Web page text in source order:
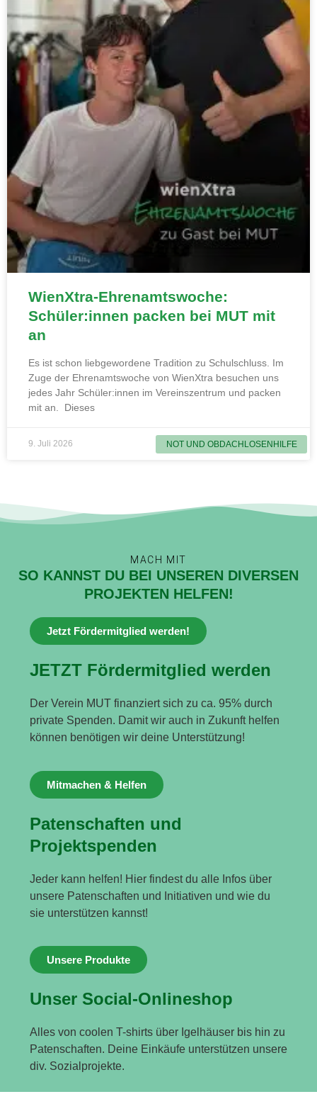
NOT UND OBDACHLOSENHILFE
WienXtra-Ehrenamtswoche:
Schüler:innen packen bei MUT mit
an
Es ist schon liebgewordene Tradition zu Schulschluss. Im
Zuge der Ehrenamtswoche von WienXtra besuchen uns
jedes Jahr Schüler:innen im Vereinszentrum und packen
mit an. Dieses
9. Juli 2026
MACH MIT
SO KANNST DU BEI UNSEREN DIVERSEN
PROJEKTEN HELFEN!
Jetzt Fördermitglied werden!
JETZT Fördermitglied werden
Der Verein MUT finanziert sich zu ca. 95% durch
private Spenden. Damit wir auch in Zukunft helfen
können benötigen wir deine Unterstützung!
Mitmachen & Helfen
Patenschaften und
Projektspenden
Jeder kann helfen! Hier findest du alle Infos über
unsere Patenschaften und Initiativen und wie du
sie unterstützen kannst!
Unsere Produkte
Unser Social-Onlineshop
Alles von coolen T-shirts über Igelhäuser bis hin zu
Patenschaften. Deine Einkäufe unterstützen unsere
div. Sozialprojekte.